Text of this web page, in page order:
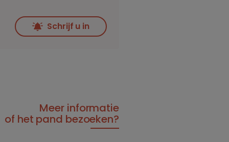
Schrijf u in
Meer informatie
of het pand bezoeken?